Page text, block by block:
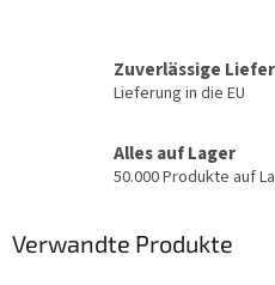
Zuverlässige
Lieferung in die EU
Alles auf Lager
50.000 Produkte auf
Verwandte Produkte